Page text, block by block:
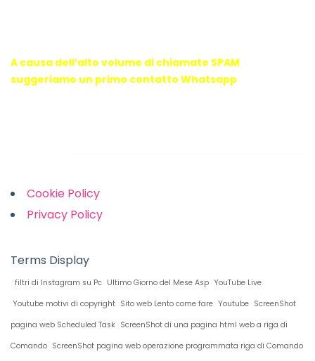
A causa dell’alto volume di chiamate SPAM
suggeriamo un primo contatto Whatsapp
Cookie Policy
Privacy Policy
Terms Display
filtri di Instagram su Pc Ultimo Giorno del Mese Asp YouTube Live
Youtube motivi di copyright Sito web Lento come fare Youtube ScreenShot
pagina web Scheduled Task ScreenShot di una pagina html web a riga di
Comando ScreenShot pagina web operazione programmata riga di Comando